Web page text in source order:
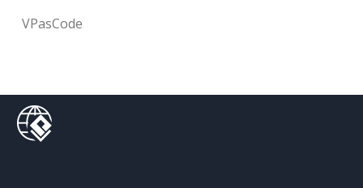
VPasCode